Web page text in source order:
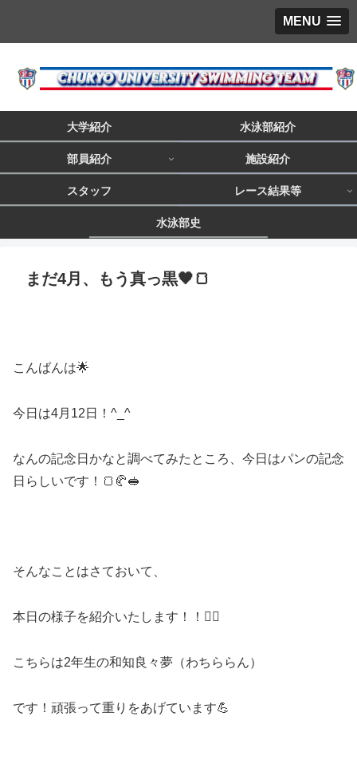
MENU
大学紹介 水泳部紹介
部員紹介 施設紹介
スタッフ レース結果等
水泳部史
まだ4月、もう真っ黒🖤🍞
こんばんは🌟
今日は4月12日！^_^
なんの記念日かなと調べてみたところ、今日はパンの記念
日らしいです！🍞🥐🥪
そんなことはさておいて、
本日の様子を紹介いたします！！🏊‍♀️
こちらは2年生の和知良々夢（わちららん）
です！頑張って重りをあげています💪